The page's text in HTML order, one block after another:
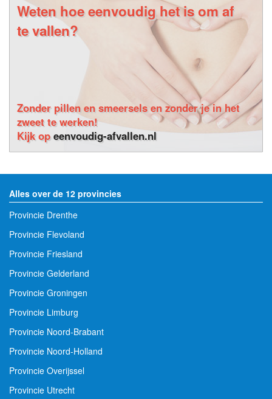
Weten hoe eenvoudig het is om af
te vallen?
Zonder pillen en smeersels en zonder je in het
zweet te werken!
Kijk opeenvoudig-afvallen.nl
Alles over de 12 provincies
Provincie Drenthe
Provincie Flevoland
Provincie Friesland
Provincie Gelderland
Provincie Groningen
Provincie Limburg
Provincie Noord-Brabant
Provincie Noord-Holland
Provincie Overijssel
Provincie Utrecht